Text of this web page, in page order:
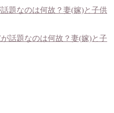
題なのは何故？妻(嫁)と子供